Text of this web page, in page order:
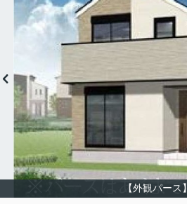
【外観パース】